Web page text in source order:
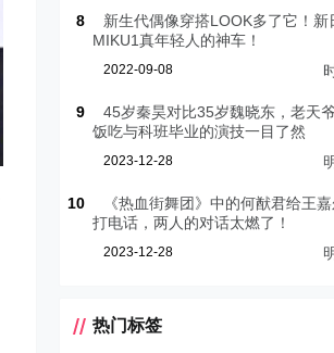
8
新生代偶像穿搭LOOK多了它！新
MIKU1真年轻人的神车！
2022-09-08
9
45岁秦昊对比35岁魏晓东，老天
饭吃与科班毕业的演技一目了然
2023-12-28
10
《热血街舞团》中的何猷君给王
打电话，两人的对话太燃了！
2023-12-28
热门标签